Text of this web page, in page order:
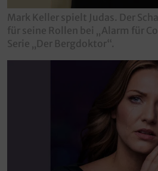
Mark Keller spielt Judas. Der
für seine Rollen bei „Alarm für
Serie „Der Bergdoktor“.